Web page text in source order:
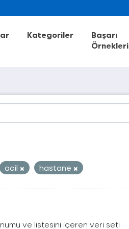
Kategoriler
Başarı
Örnekleri
acil hastane
ve listesini içeren veri seti